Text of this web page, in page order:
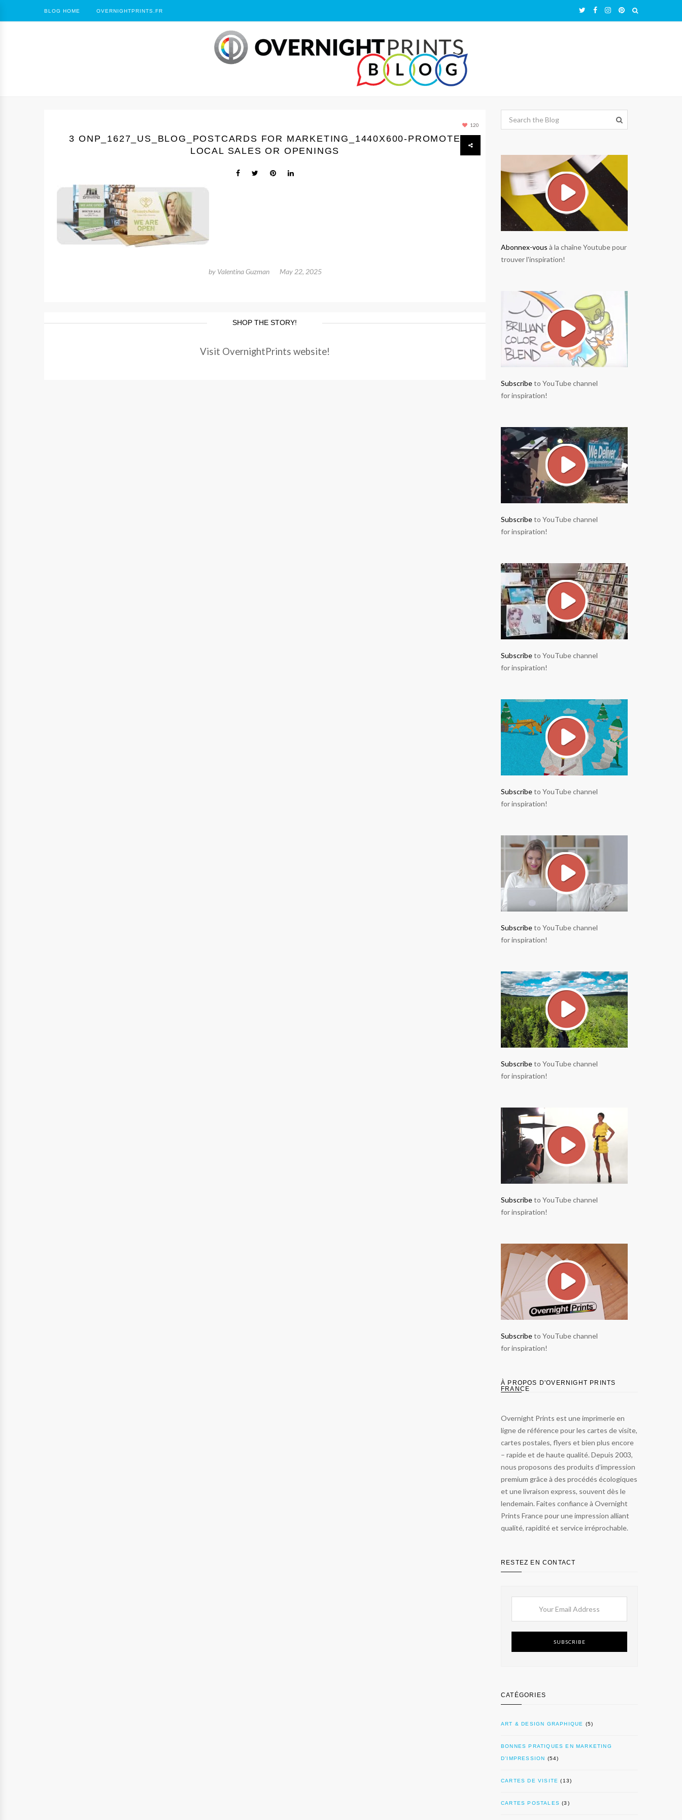
BLOG HOME OVERNIGHTPRINTS.FR
120
3 ONP_1627_US_BLOG_POSTCARDS FOR MARKETING_1440Х600-PROMOTE
LOCAL SALES OR OPENINGS
by Valentina Guzman May 22, 2025
SHOP THE STORY!
Visit OvernightPrints website!
Abonnex-vous à la chaîne Youtube pour
trouver l'inspiration!
Subscribeto YouTube channel
for inspiration!
Subscribeto YouTube channel
for inspiration!
Subscribeto YouTube channel
for inspiration!
Subscribeto YouTube channel
for inspiration!
Subscribeto YouTube channel
for inspiration!
Subscribeto YouTube channel
for inspiration!
Subscribeto YouTube channel
for inspiration!
Subscribeto YouTube channel
for inspiration!
À PROPOS D'OVERNIGHT PRINTS
FRANCE
Overnight Prints est une imprimerie en
ligne de référence pour les cartes de visite,
cartes postales, flyers et bien plus encore
– rapide et de haute qualité. Depuis 2003,
nous proposons des produits d’impression
premium grâce à des procédés écologiques
et une livraison express, souvent dès le
lendemain. Faites confiance à Overnight
Prints France pour une impression alliant
qualité, rapidité et service irréprochable.
RESTEZ EN CONTACT
SUBSCRIBE
CATÉGORIES
ART & DESIGN GRAPHIQUE (5)
BONNES PRATIQUES EN MARKETING
D’IMPRESSION (54)
CARTES DE VISITE (13)
CARTES POSTALES (3)